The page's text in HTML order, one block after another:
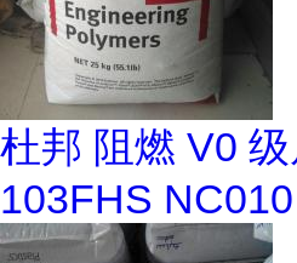
杜邦 阻燃 V0
103FHS